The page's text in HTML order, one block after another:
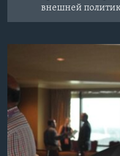
внешней